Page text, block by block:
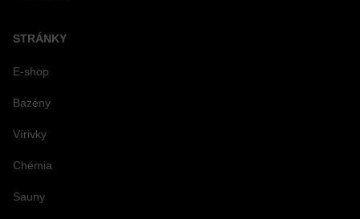
STRÁNKY
E-shop
Bazény
Vírivky
Chémia
Sauny